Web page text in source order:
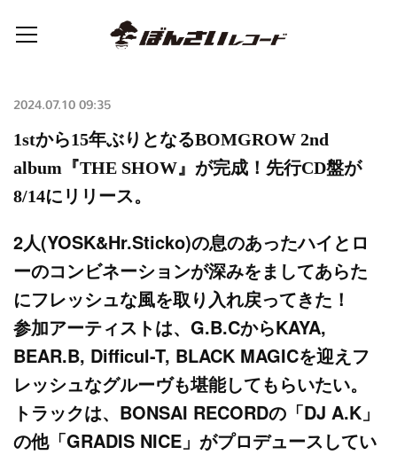
2024.07.10 09:35
1stから15年ぶりとなるBOMGROW 2nd
album『THE SHOW』が完成！先行CD盤が
8/14にリリース。
2人(YOSK&Hr.Sticko)の息のあったハイとロ
ーのコンビネーションが深みをましてあらた
にフレッシュな風を取り入れ戻ってきた！
参加アーティストは、G.B.CからKAYA,
BEAR.B, Difficul-T, BLACK MAGICを迎えフ
レッシュなグルーヴも堪能してもらいたい。
トラックは、BONSAI RECORDの「DJ A.K」
の他「GRADIS NICE」がプロデュースしてい